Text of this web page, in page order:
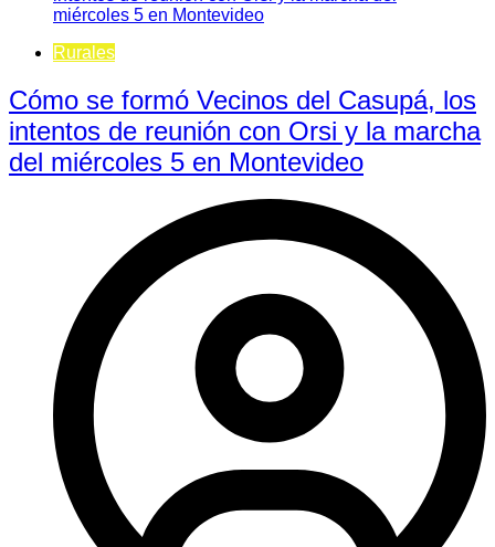
Rurales
Cómo se formó Vecinos del Casupá, los
intentos de reunión con Orsi y la marcha
del miércoles 5 en Montevideo